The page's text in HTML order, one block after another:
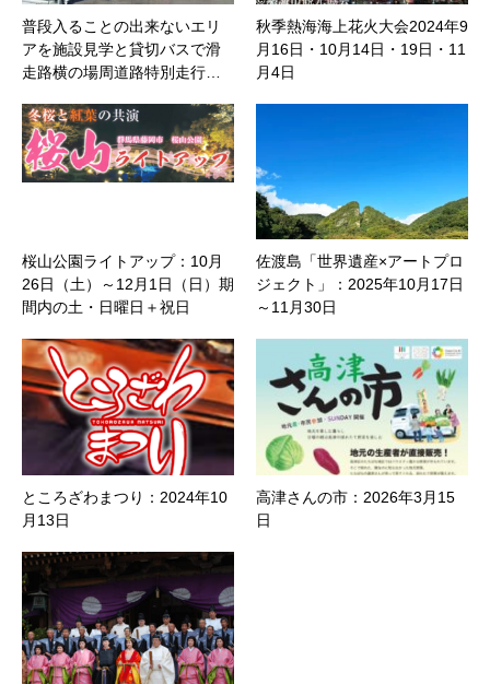
普段入ることの出来ないエリ
アを施設見学と貸切バスで滑
走路横の場周道路特別走行…
秋季熱海海上花火大会2024年9
月16日・10月14日・19日・11
月4日
桜山公園ライトアップ：10月
26日（土）～12月1日（日）期
間内の土・日曜日＋祝日
佐渡島「世界遺産×アートプロ
ジェクト」：2025年10月17日
～11月30日
ところざわまつり：2024年10
月13日
高津さんの市：2026年3月15
日